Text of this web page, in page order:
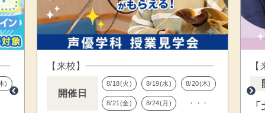
)
【来校】
開催日
8/18(火) 8/19(水) 8/20(木)
8/21(金) 8/24(月) ・・・